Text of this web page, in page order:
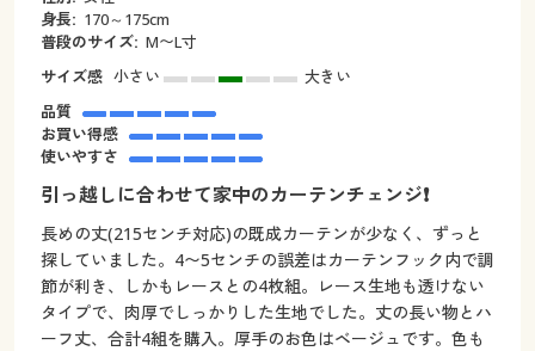
身長: 170～175cm
普段のサイズ: M〜L寸
サイズ感 小さい
大きい
品質
お買い得感
使いやすさ
引っ越しに合わせて家中のカーテンチェンジ❗️
長めの丈(215センチ対応)の既成カーテンが少なく、ずっと
探していました。4〜5センチの誤差はカーテンフック内で調
節が利き、しかもレースとの4枚組。レース生地も透けない
タイプで、肉厚でしっかりした生地でした。丈の長い物とハ
ーフ丈、合計4組を購入。厚手のお色はベージュです。色も